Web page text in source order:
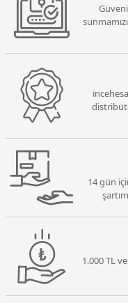
14 gün
1.000 TL